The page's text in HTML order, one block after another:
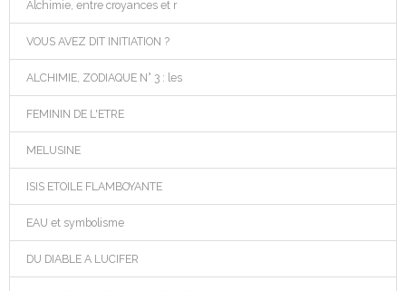
Alchimie, entre croyances et r
VOUS AVEZ DIT INITIATION ?
ALCHIMIE, ZODIAQUE N° 3 : les
FEMININ DE L'ETRE
MELUSINE
ISIS ETOILE FLAMBOYANTE
EAU et symbolisme
DU DIABLE A LUCIFER